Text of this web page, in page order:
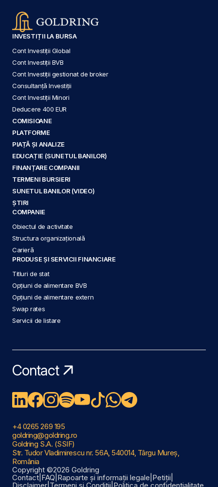
INVESTIȚII LA BURSA
Cont Investiții Global
Cont Investiții BVB
Cont Investiții gestionat de broker
Consultanță Investiții
Cont Investiții Minori
Deducere 400 EUR
COMISIOANE
PLATFORME
PIAȚĂ ȘI ANALIZE
EDUCAȚIE (SUNETUL BANILOR)
FINANȚARE COMPANII
TERMENI BURSIERI
SUNETUL BANILOR (VIDEO)
ȘTIRI
COMPANIE
Obiectul de activitate
Structura organizațională
Carieră
PRODUSE ȘI SERVICII FINANCIARE
Titluri de stat
Opțiuni de alimentare BVB
Opțiuni de alimentare extern
Swap rates
Servicii de listare
Contact
+4 0265 269 195
goldring@goldring.ro
Goldring S.A. (SSIF)
Str. Tudor Vladimirescu nr. 56A, 540014, Târgu Mureș,
România
Copyright ©2026 Goldring
Contact FAQ Rapoarte și informații legale Petiții